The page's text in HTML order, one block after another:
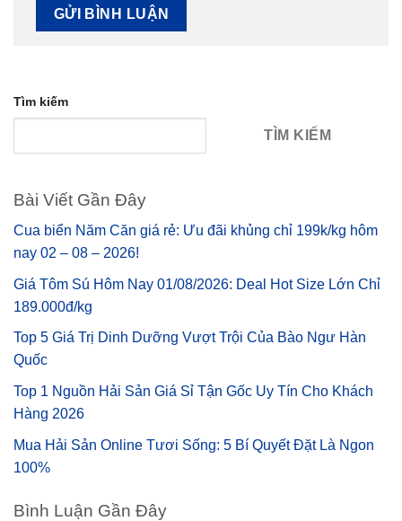
Tìm kiếm
TÌM KIẾM
Bài Viết Gần Đây
Cua biển Năm Căn giá rẻ: Ưu đãi khủng chỉ 199k/kg hôm
nay 02 – 08 – 2026!
Giá Tôm Sú Hôm Nay 01/08/2026: Deal Hot Size Lớn Chỉ
189.000đ/kg
Top 5 Giá Trị Dinh Dưỡng Vượt Trội Của Bào Ngư Hàn
Quốc
Top 1 Nguồn Hải Sản Giá Sỉ Tận Gốc Uy Tín Cho Khách
Hàng 2026
Mua Hải Sản Online Tươi Sống: 5 Bí Quyết Đặt Là Ngon
100%
Bình Luận Gần Đây